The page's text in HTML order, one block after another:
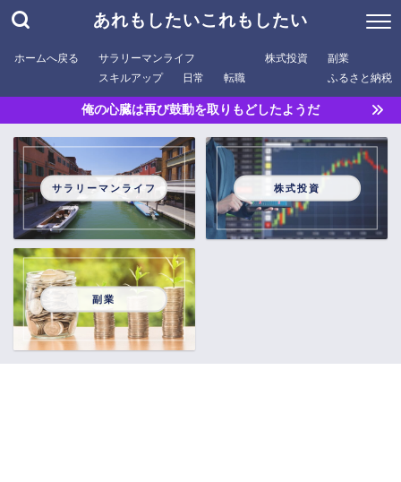
あれもしたいこれもしたい
ホームへ戻る
サラリーマンライフ
スキルアップ
日常 転職
株式投資
副業
ふるさと納税
俺の心臓は再び鼓動を取りもどしたようだ
サラリーマンライフ 株式投資
副業